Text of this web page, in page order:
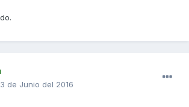
3 de Junio del 2016